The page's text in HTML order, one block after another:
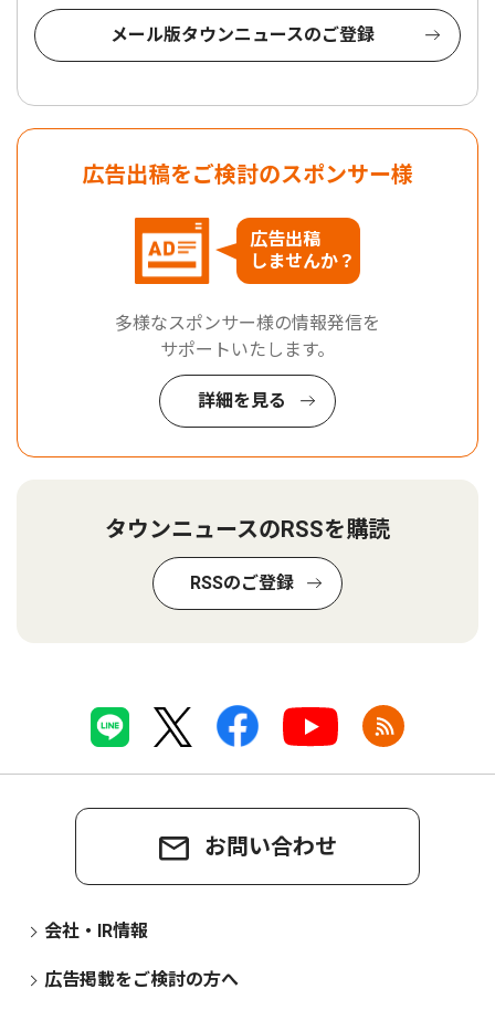
メール版タウンニュースのご登録
広告出稿をご検討のスポンサー様
広告出稿
しませんか？
多様なスポンサー様の情報発信を
サポートいたします。
詳細を見る
タウンニュースのRSSを購読
RSSのご登録
お問い合わせ
会社・IR情報
広告掲載をご検討の方へ